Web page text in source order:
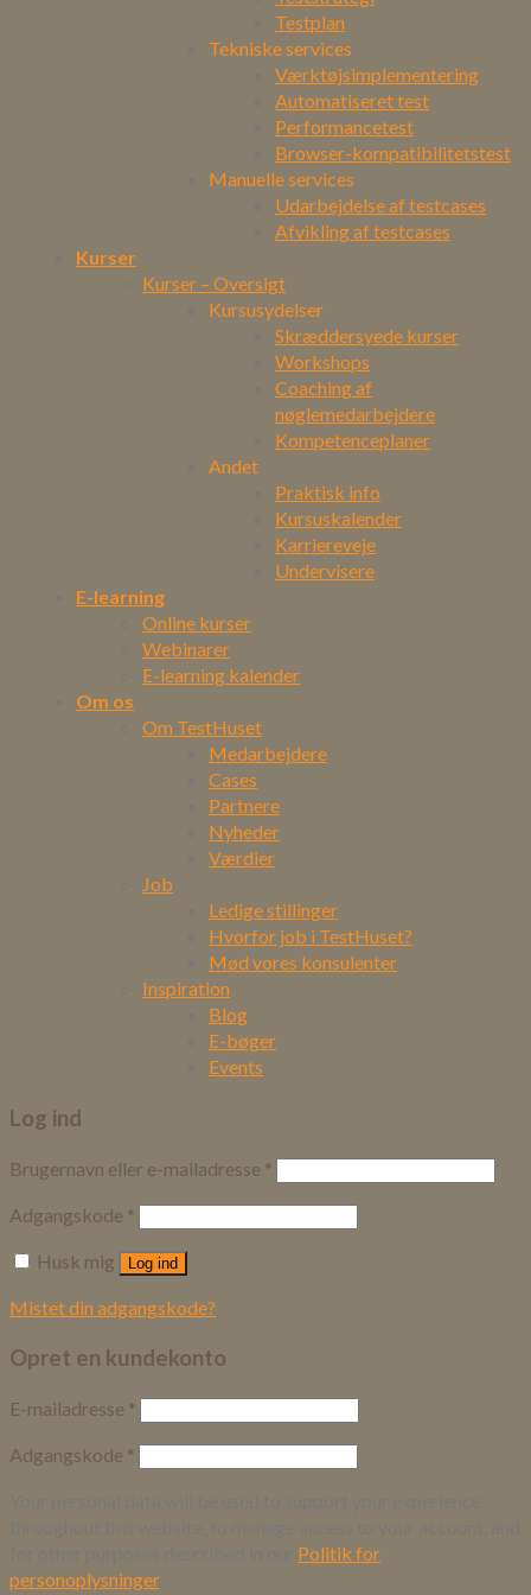
Testplan
Tekniske services
Værktøjsimplementering
Automatiseret test
Performancetest
Browser-kompatibilitetstest
Manuelle services
Udarbejdelse af testcases
Afvikling af testcases
Kurser
Kurser – Oversigt
Kursusydelser
Skræddersyede kurser
Workshops
Coaching af
nøglemedarbejdere
Kompetenceplaner
Andet
Praktisk info
Kursuskalender
Karriereveje
Undervisere
E-learning
Online kurser
Webinarer
E-learning kalender
Om os
Om TestHuset
Medarbejdere
Cases
Partnere
Nyheder
Værdier
Job
Ledige stillinger
Hvorfor job i TestHuset?
Mød vores konsulenter
Inspiration
Blog
E-bøger
Events
Log ind
Brugernavn eller e-mailadresse *
Adgangskode *
Husk mig Log ind
Mistet din adgangskode?
Opret en kundekonto
E-mailadresse *
Adgangskode *
Politik for
personoplysninger.